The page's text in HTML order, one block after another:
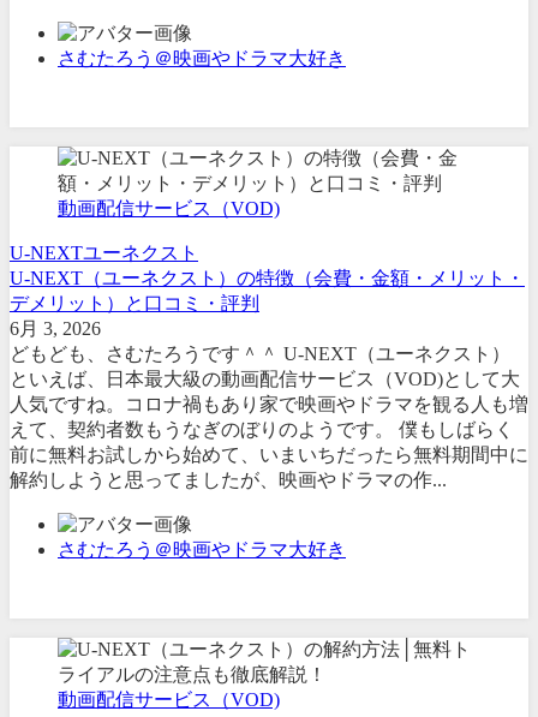
さむたろう＠映画やドラマ大好き
動画配信サービス（VOD)
U-NEXTユーネクスト
U-NEXT（ユーネクスト）の特徴（会費・金額・メリット・
デメリット）と口コミ・評判
6月 3, 2026
どもども、さむたろうです＾＾ U-NEXT（ユーネクスト）
といえば、日本最大級の動画配信サービス（VOD)として大
人気ですね。コロナ禍もあり家で映画やドラマを観る人も増
えて、契約者数もうなぎのぼりのようです。 僕もしばらく
前に無料お試しから始めて、いまいちだったら無料期間中に
解約しようと思ってましたが、映画やドラマの作...
さむたろう＠映画やドラマ大好き
動画配信サービス（VOD)